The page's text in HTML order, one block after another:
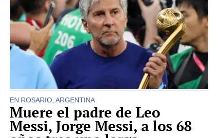
EN ROSARIO, ARGENTINA
Muere el padre de Leo
Messi, Jorge Messi, a los 68